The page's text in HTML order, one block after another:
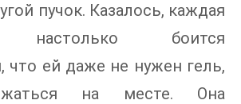
пучок. Казалось, каждая
настолько боится
что ей даже не нужен гель,
на месте. Она